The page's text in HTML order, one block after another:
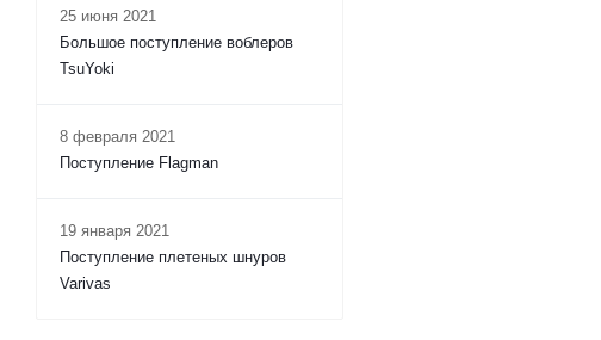
25 июня 2021
Большое поступление воблеров
TsuYoki
8 февраля 2021
Поступление Flagman
19 января 2021
Поступление плетеных шнуров
Varivas